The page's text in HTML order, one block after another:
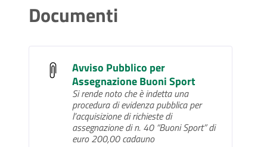
Documenti
Avviso Pubblico per
Assegnazione Buoni Sport
Si rende noto che è indetta una
procedura di evidenza pubblica per
l’acquisizione di richieste di
assegnazione di n. 40 “Buoni Sport” di
euro 200,00 cadauno